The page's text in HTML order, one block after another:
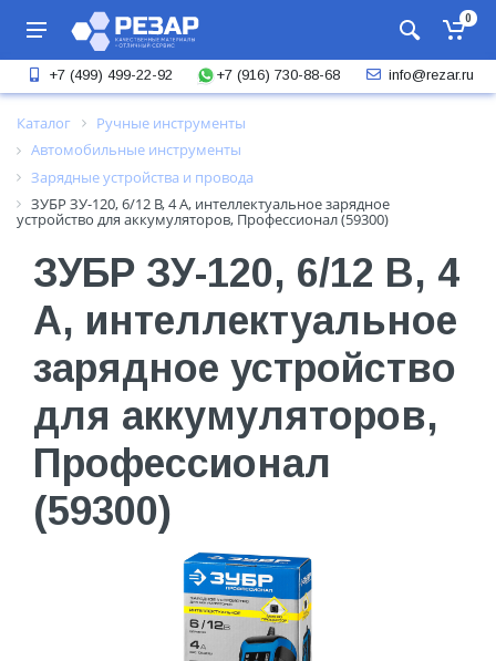
0
+7 (499) 499-22-92 +7 (916) 730-88-68 info@rezar.ru
Каталог
Ручные инструменты
Автомобильные инструменты
Зарядные устройства и провода
ЗУБР ЗУ-120, 6/12 В, 4 А, интеллектуальное зарядное
устройство для аккумуляторов, Профессионал (59300)
ЗУБР ЗУ-120, 6/12 В, 4
А, интеллектуальное
зарядное устройство
для аккумуляторов,
Профессионал
(59300)